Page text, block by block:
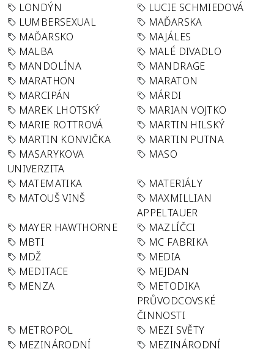
LONDÝN
LUCIE SCHMIEDOVÁ
LUMBERSEXUAL
MAĎARSKA
MAĎARSKO
MAJÁLES
MALBA
MALÉ DIVADLO
MANDOLÍNA
MANDRAGE
MARATHON
MARATON
MARCIPÁN
MÁRDI
MAREK LHOTSKÝ
MARIAN VOJTKO
MARIE ROTTROVÁ
MARTIN HILSKÝ
MARTIN KONVIČKA
MARTIN PUTNA
MASARYKOVA
UNIVERZITA
MASO
MATEMATIKA
MATERIÁLY
MATOUŠ VINŠ
MAXMILLIAN
APPELTAUER
MAYER HAWTHORNE
MAZLÍČCI
MBTI
MC FABRIKA
MDŽ
MEDIA
MEDITACE
MEJDAN
MENZA
METODIKA
PRŮVODCOVSKÉ
ČINNOSTI
METROPOL
MEZI SVĚTY
MEZINÁRODNÍ
MEZINÁRODNÍ